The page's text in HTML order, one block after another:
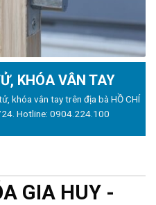
KHÓA VÂN TAY
khóa vân tay trên địa bà HỒ CHÍ
Hotline: 0904.224.100
GIA HUY -